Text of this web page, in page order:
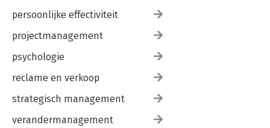
persoonlijke effectiviteit
projectmanagement
psychologie
reclame en verkoop
strategisch management
verandermanagement